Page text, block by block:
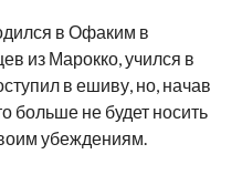
в Офаким в
из Марокко, учился в
в ешиву, но, начав
больше не будет носить
убеждениям.